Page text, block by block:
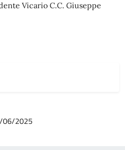
Vicario C.C. Giuseppe
06/2025